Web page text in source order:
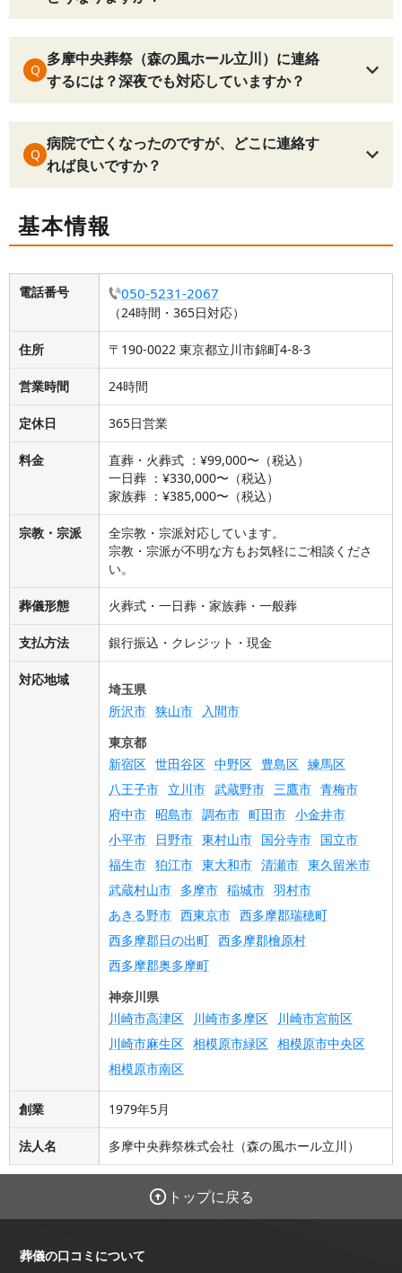
Q
多摩中央葬祭（森の風ホール立川）に連絡
するには？深夜でも対応していますか？
Q
病院で亡くなったのですが、どこに連絡す
れば良いですか？
基本情報
電話番号 050-5231-2067
（24時間・365日対応）
住所 〒190-0022 東京都立川市錦町4-8-3
営業時間 24時間
定休日 365日営業
料金
直葬・火葬式 ：¥99,000〜（税込）
一日葬 ：¥330,000〜（税込）
家族葬 ：¥385,000〜（税込）
宗教・宗派
全宗教・宗派対応しています。
宗教・宗派が不明な方もお気軽にご相談くださ
い。
葬儀形態 火葬式・一日葬・家族葬・一般葬
支払方法 銀行振込・クレジット・現金
対応地域
埼玉県
所沢市 狭山市
入間市
東京都
新宿区 世田谷区 中野区 豊島区 練馬区
八王子市 立川市 武蔵野市 三鷹市 青梅市
府中市 昭島市 調布市 町田市 小金井市
小平市
日野市 東村山市 国分寺市 国立市
福生市 狛江市 東大和市 清瀬市 東久留米市
武蔵村山市 多摩市 稲城市 羽村市
あきる野市 西東京市 西多摩郡瑞穂町
西多摩郡日の出町 西多摩郡檜原村
西多摩郡奥多摩町
神奈川県
川崎市高津区
川崎市多摩区
川崎市宮前区
川崎市麻生区 相模原市緑区 相模原市中央区
相模原市南区
創業 1979年5月
法人名 多摩中央葬祭株式会社（森の風ホール立川）
トップに戻る
葬儀の口コミについて